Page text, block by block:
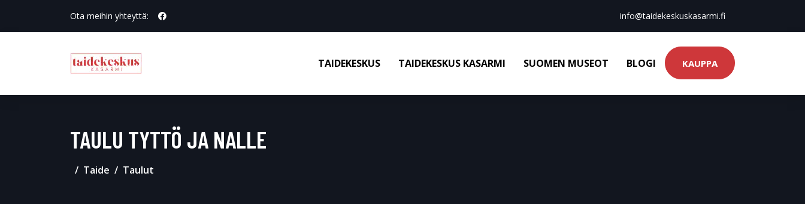
Ota meihin yhteyttä: info@taidekeskuskasarmi.fi
TAIDEKESKUS TAIDEKESKUS KASARMI SUOMEN MUSEOT BLOGI KAUPPA
TAULU TYTTÖ JA NALLE
Taide Taulut